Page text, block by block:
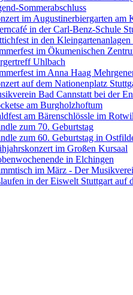
Sommerabschluss
im Augustinerbiergarten am
in der Carl-Benz-Schule
in den Kleingartenanlagen
im Ökumenischen
Uhlbach
im Anna Haag
auf dem Nationenplatz
Bad Cannstatt bei der
am Burgholzhoftum
am Bärenschlössle im
zum 70. Geburtstag
zum 60. Geburtstag in
im Großen Kursaal
in Elchingen
im März - Der
in der Eiswelt Stuttgart auf